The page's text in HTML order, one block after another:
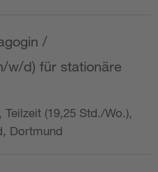
/
w/d) für stationäre
(19,25 Std./Wo.),
Dortmund